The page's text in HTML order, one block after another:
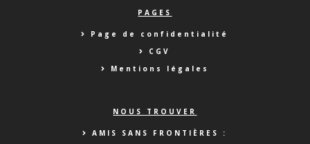
PAGES
Page de confidentialité
CGV
Mentions légales
NOUS TROUVER
AMIS SANS FRONTIÈRES :